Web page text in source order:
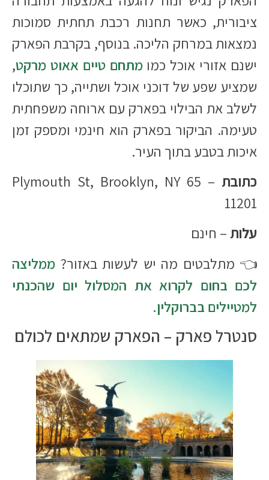
ציבורית, כאשר תחנות רכבת תחתית סמוכות
נמצאות במרחק הליכה. בנוסף, בקרבת הפארק
ישנם אזורי אוכל כמומתחם טיים אאוט מרקט,
שמציע שפע של דוכני אוכל ושתייה, כך שתוכלו
לשלב את הבילוי בפארק עם ארוחה משפחתית
טעימה. הביקור בפארק הוא חינמי ומספק זמן
איכות בטבע בתוך העיר.
כתובת
– 65 Plymouth St, Brooklyn, NY
11201
עלות – חינם
👈 מתלבטים מה יש לעשות באזור? ממליצה
לכם בחום לקרוא את המסלול יום שהכנתי
למטיילים בברוקלין.
סנטרל פארק – הפארק שמתאים לכולם